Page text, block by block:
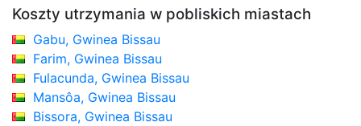
Koszty utrzymania w pobliskich miastach
Gabu, Gwinea Bissau
Farim, Gwinea Bissau
Fulacunda, Gwinea Bissau
Mansôa, Gwinea Bissau
Bissora, Gwinea Bissau